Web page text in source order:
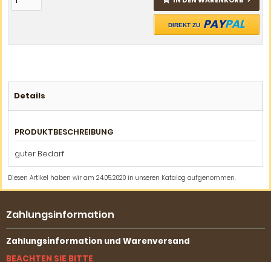
DIREKT ZU PAYPAL
Details
PRODUKTBESCHREIBUNG
guter Bedarf
Diesen Artikel haben wir am 24.05.2020 in unseren Katalog aufgenommen.
Zahlungsinformation
Zahlungsinformation und Warenversand
BEACHTEN SIE BITTE